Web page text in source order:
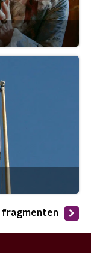
fragmenten